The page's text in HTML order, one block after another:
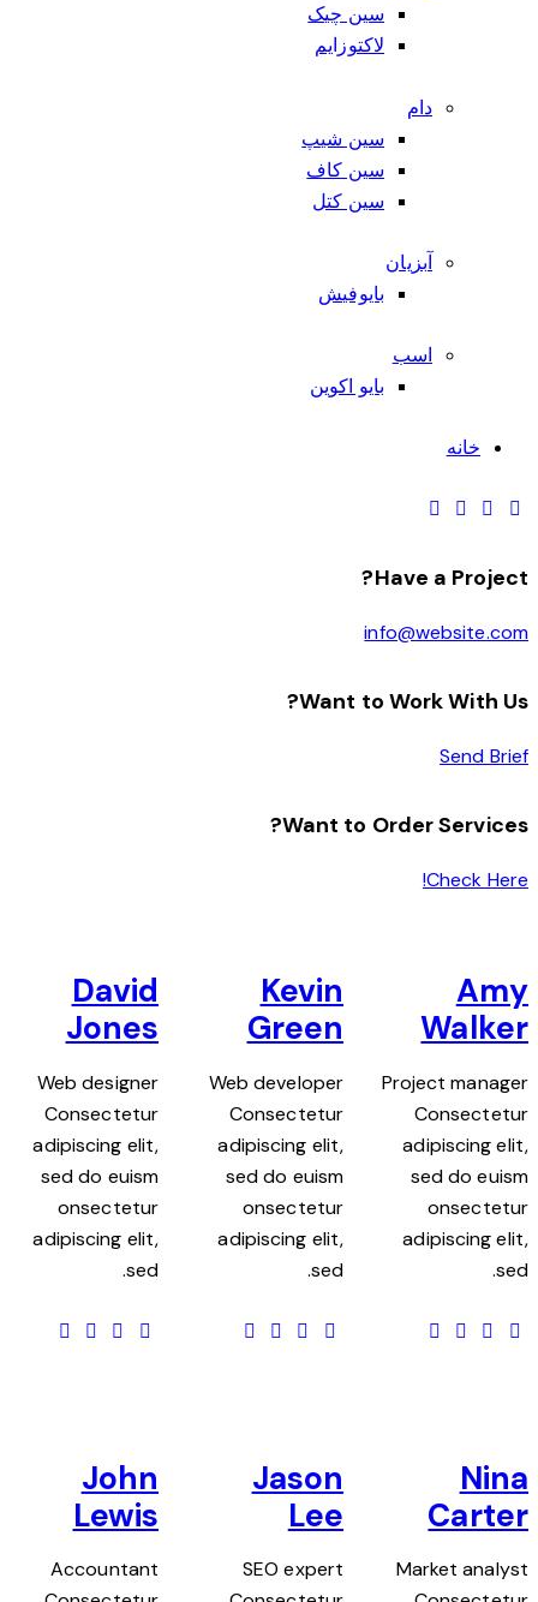
سین چیک
لاکتوزایم
دام
سین شیپ
سین کاف
سین کتل
آبزیان
بایوفیش
اسب
بایو اکوین
خانه
Have a Project?
info@website.com
Want to Work With Us?
Send Brief
Want to Order Services?
Check Here!
Amy
Walker
Project manager
Consectetur
adipiscing elit,
sed do euism
onsectetur
adipiscing elit,
sed.
Kevin
Green
Web developer
Consectetur
adipiscing elit,
sed do euism
onsectetur
adipiscing elit,
sed.
David
Jones
Web designer
Consectetur
adipiscing elit,
sed do euism
onsectetur
adipiscing elit,
sed.
Nina
Carter
Market analyst
Jason
Lee
SEO expert
John
Lewis
Accountant